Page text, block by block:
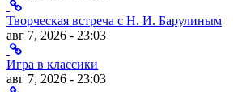
Творческая встреча с Н. И. Барулиным
авг 7, 2026 - 23:03
Игра в классики
авг 7, 2026 - 23:03